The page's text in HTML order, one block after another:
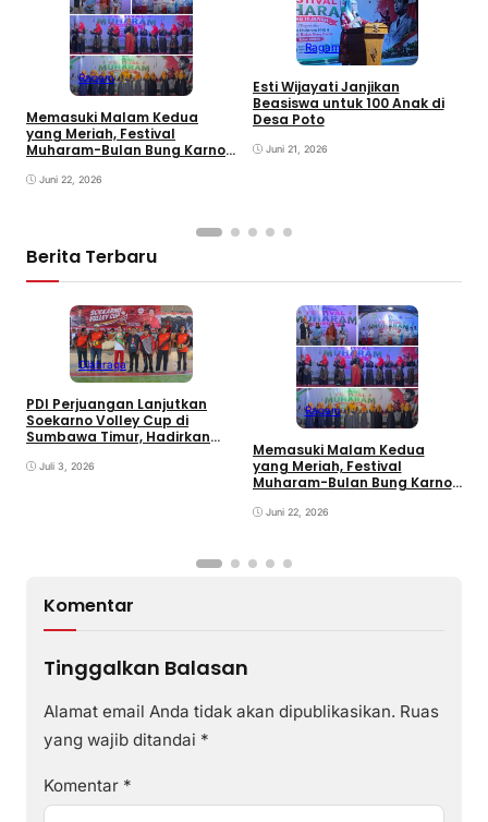
Ragam
Memasuki Malam Kedua
yang Meriah, Festival
Muharam-Bulan Bung Karno
Pemajuan Kebudayaan
Juni 22, 2026
Ragam
Esti Wijayati Janjikan
Beasiswa untuk 100 Anak di
Desa Poto
Juni 21, 2026
Berita Terbaru
Olahraga
PDI Perjuangan Lanjutkan
Soekarno Volley Cup di
Sumbawa Timur, Hadirkan
Rakyat
Juli 3, 2026
Ragam
Memasuki Malam Kedua
yang Meriah, Festival
Muharam-Bulan Bung Karno
Pemajuan Kebudayaan
Juni 22, 2026
Komentar
Tinggalkan Balasan
Alamat email Anda tidak akan dipublikasikan. Ruas
yang wajib ditandai *
Komentar *